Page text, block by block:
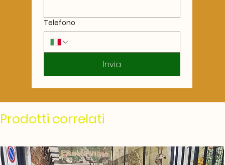
Telefono
Invia
Prodotti correlati